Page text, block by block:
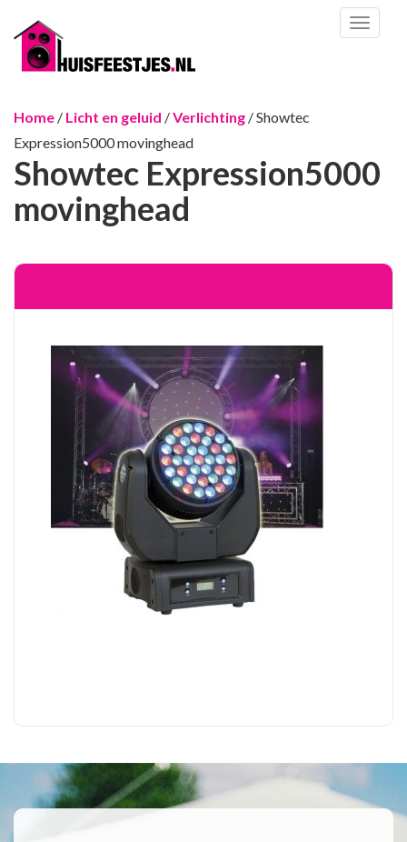
Toggle
Home / Licht en geluid /Verlichting / Showtec
Expression5000 movinghead
Showtec Expression5000
movinghead